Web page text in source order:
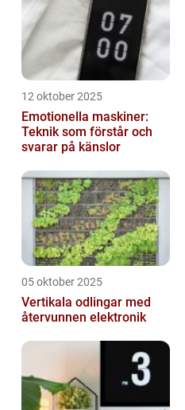
12 oktober 2025
Emotionella maskiner:
Teknik som förstår och
svarar på känslor
05 oktober 2025
Vertikala odlingar med
återvunnen elektronik